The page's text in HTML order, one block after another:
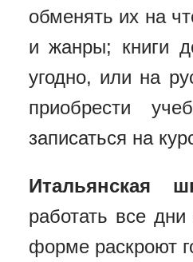
обменять их на
и жанры; книги
угодно, или на
приобрести
записаться на
Итальянская
работать все
форме раскроют